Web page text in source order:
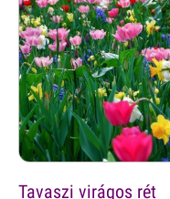
Tavaszi virágos rét